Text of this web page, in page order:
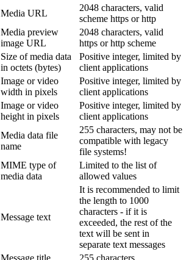
Media URL
2048 characters, valid
scheme https or http
Media preview
image URL
2048 characters, valid
https or http scheme
Size of media data
in octets (bytes)
Positive integer, limited by
client applications
Image or video
width in pixels
Positive integer, limited by
client applications
Image or video
height in pixels
Positive integer, limited by
client applications
Media data file
name
255 characters, may not be
compatible with legacy
file systems!
MIME type of
media data
Limited to the list of
allowed values
Message text
It is recommended to limit
the length to 1000
characters - if it is
exceeded, the rest of the
text will be sent in
separate text messages
Message title
255 characters